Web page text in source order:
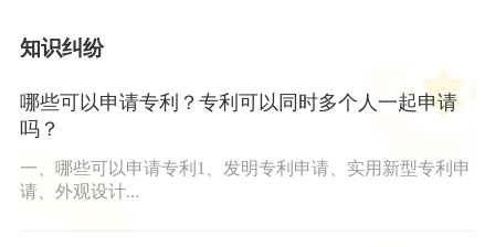
知识纠纷
哪些可以申请专利？专利可以同时多个人一起申请
吗？
一、哪些可以申请专利1、发明专利申请、实用新型专利申
请、外观设计...